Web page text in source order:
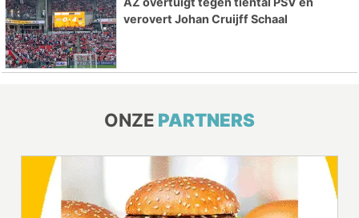
verovert Johan Cruijff Schaal
ONZE PARTNERS